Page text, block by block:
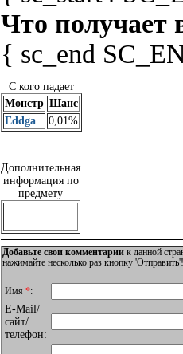
Что получает
{ sc_end
С кого падает
Монстр Шанс
Eddga
0,01%
Дополнительная
информация по
предмету
Добавьте свои комментарии к данной
нажимайте несколько раз кнопку
Имя*:
E-Mail/
сайт/
телефон: